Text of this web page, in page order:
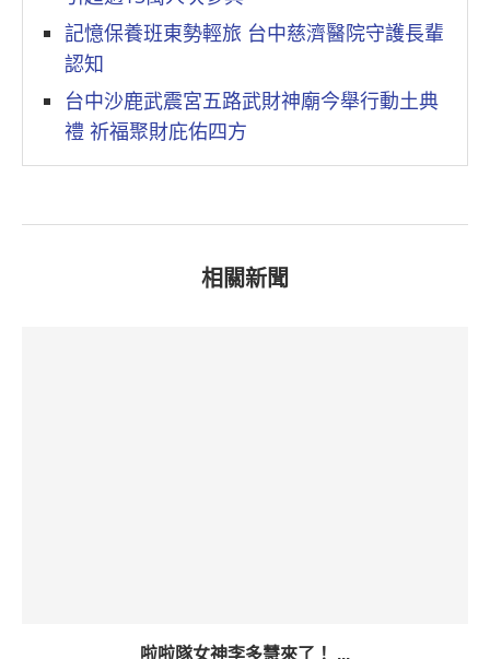
記憶保養班東勢輕旅 台中慈濟醫院守護長輩
認知
台中沙鹿武震宮五路武財神廟今舉行動土典
禮 祈福聚財庇佑四方
相關新聞
啦啦隊女神李多慧來了！ ...